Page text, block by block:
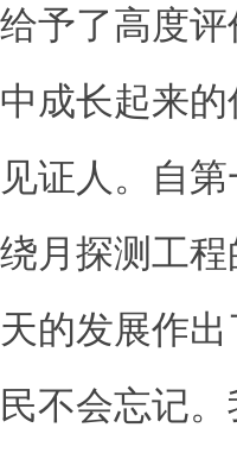
予了高度
成长起来
证人。自
月探测工
的发展作
不会忘记